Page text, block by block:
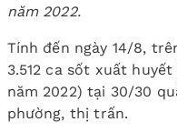
năm 2022.
Tính đến ngày 14/8,
3.512 ca sốt xuất
năm 2022) tại 30/30
phường, thị trấn.